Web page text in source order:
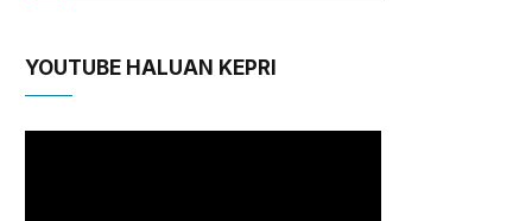
YOUTUBE HALUAN KEPRI